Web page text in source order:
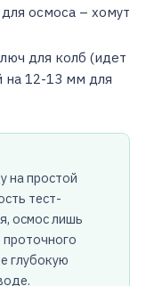
осмоса – хомут
для колб (идет
на 12-13 мм для
на простой
тест-
осмос лишь
глубокую